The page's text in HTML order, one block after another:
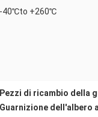
-40℃to +260℃
Pezzi di ricambio della
Guarnizione dell'albero